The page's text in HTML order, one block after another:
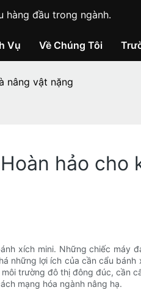
hàng đầu trong ngành.
Vụ Về Chúng Tôi
nâng vật nặng
hảo cho
xích mini. Những chiếc máy
lợi ích của cần cẩu
trường đô thị đông đúc, cần
mạng hóa ngành nâng hạ.